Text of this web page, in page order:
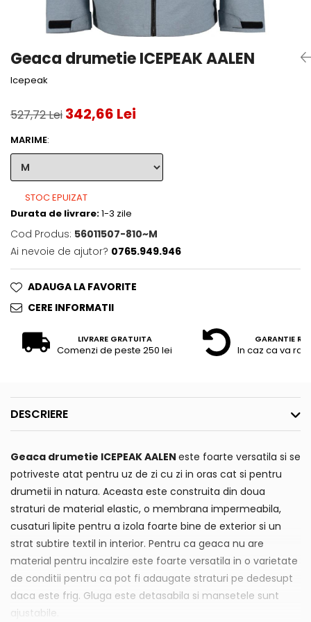
Accesorii tenis
Accesorii teren tenis
Testeaza rachete
Geaca drumetie ICEPEAK AALEN
Icepeak
527,72 Lei 342,66 Lei
MARIME:
STOC EPUIZAT
Durata de livrare:1-3 zile
Cod Produs: 56011507-810~M
Ai nevoie de ajutor? 0765.949.946
ADAUGA LA FAVORITE
CERE INFORMATII
LIVRARE GRATUITA
Comenzi de peste 250 lei
GARANTIE
In caz ca va
DESCRIERE
Geaca drumetie ICEPEAK AALEN este foarte versatila si se
potriveste atat pentru uz de zi cu zi in oras cat si pentru
drumetii in natura. Aceasta este construita din doua
straturi de material elastic, o membrana impermeabila,
cusaturi lipite pentru a izola foarte bine de exterior si un
strat subtire textil in interior. Pentru ca geaca nu are
material pentru incalzire este foarte versatila in o varietate
de conditii pentru ca pot fi adaugate straturi pe dedesupt
daca este frig. Gluga este detasabila si mansetele sunt
ajustabile.